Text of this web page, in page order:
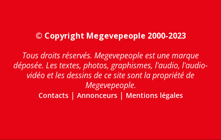
© Copyright Megevepeople 2000-2023
Tous droits réservés. Megevepeople est une marque
déposée. Les textes, photos, graphismes, l'audio, l'audio-
vidéo et les dessins de ce site sont la propriété de
Megevepeople.
Contacts| Annonceurs| Mentions légales